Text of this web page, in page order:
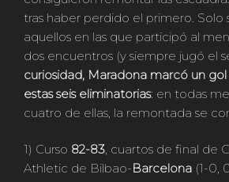
tras haber perdido el primero. Solo
aquellos en las que participó al
dos encuentros (y siempre jugó el
curiosidad, Maradona marcó un
estas seis eliminatorias: en todas
cuatro de ellas, la remontada se
1) Curso 82-83, cuartos de final de
Athletic de Bilbao-Barcelona (1-0,